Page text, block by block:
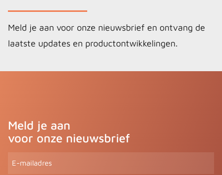
Meld je aan voor onze nieuwsbrief en ontvang de
laatste updates en productontwikkelingen.
Meld je aan
voor onze nieuwsbrief
E-